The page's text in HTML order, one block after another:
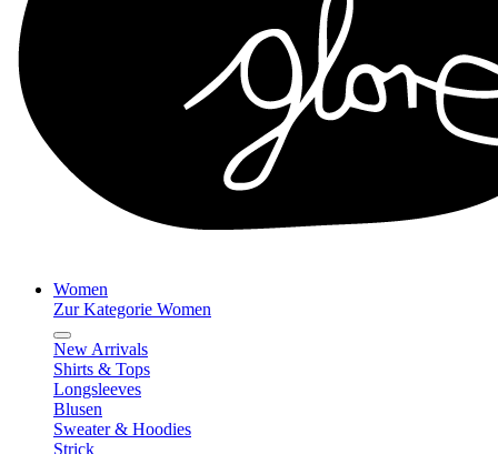
Women
Zur Kategorie Women
New Arrivals
Shirts & Tops
Longsleeves
Blusen
Sweater & Hoodies
Strick